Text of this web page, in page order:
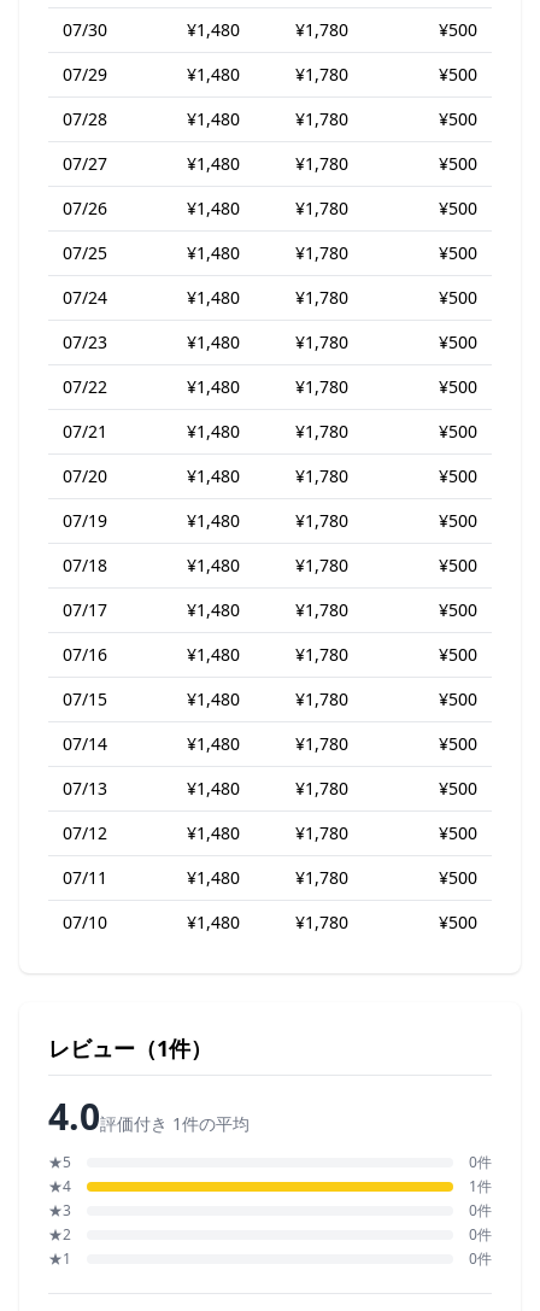
07/30 ¥1,480 ¥1,780
¥500
07/29
¥1,480 ¥1,780
¥500
07/28
¥1,480 ¥1,780
¥500
07/27
¥1,480 ¥1,780
¥500
07/26
¥1,480 ¥1,780
¥500
07/25
¥1,480 ¥1,780
¥500
07/24
¥1,480 ¥1,780
¥500
07/23
¥1,480 ¥1,780
¥500
07/22
¥1,480 ¥1,780
¥500
07/21
¥1,480 ¥1,780
¥500
07/20
¥1,480 ¥1,780
¥500
07/19
¥1,480 ¥1,780
¥500
07/18
¥1,480 ¥1,780
¥500
07/17
¥1,480 ¥1,780
¥500
07/16
¥1,480 ¥1,780
¥500
07/15
¥1,480 ¥1,780
¥500
07/14
¥1,480 ¥1,780
¥500
07/13
¥1,480 ¥1,780
¥500
07/12
¥1,480 ¥1,780
¥500
07/11
¥1,480 ¥1,780
¥500
07/10
¥1,480 ¥1,780 ¥500
レビュー（1件）
4.0評価付き 1件の平均
★5
0件
★4
1件
★3
0件
★2
0件
★1
0件